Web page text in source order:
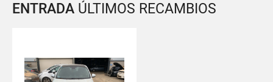
ENTRADA ÚLTIMOS RECAMBIOS